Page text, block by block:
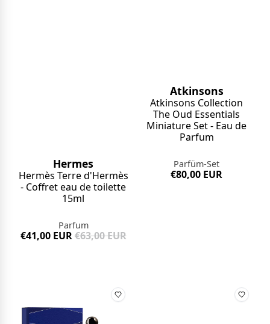
Hermes
Hermès Terre d'Hermès
- Coffret eau de toilette
15ml
Parfum
€41,00 EUR€63,00 EUR
Atkinsons
Atkinsons Collection
The Oud Essentials
Miniature Set - Eau de
Parfum
Parfüm-Set
€80,00 EUR